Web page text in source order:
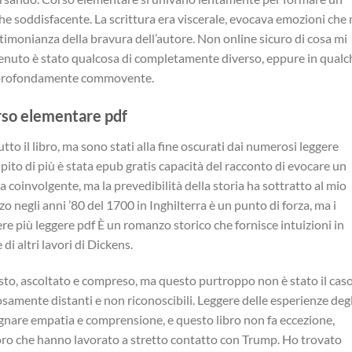
soddisfacente. La scrittura era viscerale, evocava emozioni che
della bravura dell’autore. Non online sicuro di cosa mi
è stato qualcosa di completamente diverso, eppure in
commovente.
elementare pdf
il libro, ma sono stati alla fine oscurati dai numerosi leggere
di più è stata epub gratis capacità del racconto di evocare un
coinvolgente, ma la prevedibilità della storia ha sottratto al mio
negli anni ’80 del 1700 in Inghilterra è un punto di forza, ma i
più leggere pdf È un romanzo storico che fornisce intuizioni in
di altri lavori di Dickens.
ascoltato e compreso, ma questo purtroppo non è stato il
distanti e non riconoscibili. Leggere delle esperienze
empatia e comprensione, e questo libro non fa eccezione,
che hanno lavorato a stretto contatto con Trump. Ho trovato